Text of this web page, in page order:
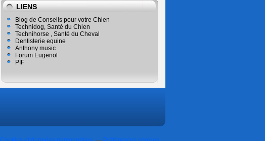
LIENS
Blog de Conseils pour votre Chien
Technidog, Santé du Chien
Technihorse , Santé du Cheval
Dentisterie equine
Anthony music
Forum Eugenol
PIF